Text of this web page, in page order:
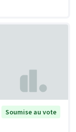
Soumise au vote